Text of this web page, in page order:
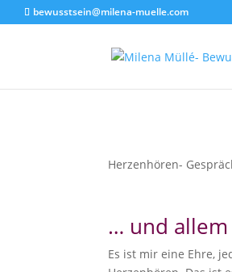
bewusstsein@milena-muelle.com
Herzenhören-
… und
Es ist mir eine Ehre,